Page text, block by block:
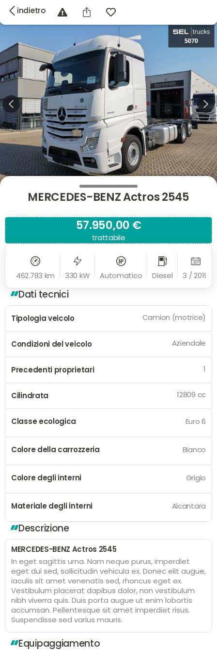
indietro
MERCEDES-BENZ Actros 2545
57.950,00 €
trattabile
462.783 km 330 kW Automatico Diesel 3 / 2019
Dati tecnici
Tipologia veicolo Camion (motrice)
Condizioni del veicolo Aziendale
Precedenti proprietari 1
Cilindrata 12809 cc
Classe ecologica Euro 6
Colore della carrozzeria Bianco
Colore degli interni Grigio
Materiale degli interni Alcantara
Descrizione
MERCEDES-BENZ Actros 2545
In eget sagittis urna. Nam neque purus, imperdiet
eget dui sed, sollicitudin vehicula ex. Donec elit augue,
iaculis sit amet venenatis sed, rhoncus eget ex.
Vestibulum placerat dapibus dolor, non vestibulum
nibh viverra quis. Duis porta augue ut enim lobortis
accumsan. Pellentesque sit amet imperdiet risus.
Suspendisse sed varius mauris.
Equipaggiamento